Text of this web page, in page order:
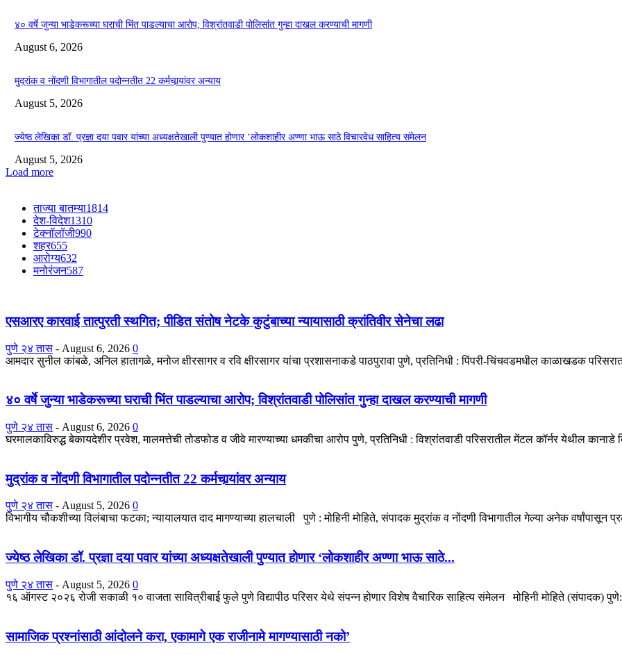
४० वर्षे जुन्या भाडेकरूच्या घराची भिंत पाडल्याचा आरोप; विश्रांतवाडी पोलिसांत गुन्हा दाखल करण्याची मागणी
August 6, 2026
मुद्रांक व नोंदणी विभागातील पदोन्नतीत 22 कर्मचार्‍यांवर अन्याय
August 5, 2026
ज्येष्ठ लेखिका डॉ. प्रज्ञा दया पवार यांच्या अध्यक्षतेखाली पुण्यात होणार ‘लोकशाहीर अण्णा भाऊ साठे विचारवेध साहित्य संमेलन
August 5, 2026
Load more
ताज्या बातम्या1814
देश-विदेश1310
टेक्नॉलॉजी990
शहर655
आरोग्य632
मनोरंजन587
एसआरए कारवाई तात्पुरती स्थगित; पीडित संतोष नेटके कुटुंबाच्या न्यायासाठी क्रांतिवीर सेनेचा लढा
पुणे २४ तास - August 6, 2026 0
आमदार सुनील कांबळे, अनिल हातागळे, मनोज क्षीरसागर व रवि क्षीरसागर यांचा प्रशासनाकडे पाठपुरावा पुणे, प्रतिनिधी : पिंपरी-चिंचवडमधील काळाखडक
४० वर्षे जुन्या भाडेकरूच्या घराची भिंत पाडल्याचा आरोप; विश्रांतवाडी पोलिसांत गुन्हा दाखल करण्याची मागणी
पुणे २४ तास - August 6, 2026 0
घरमालकाविरुद्ध बेकायदेशीर प्रवेश, मालमत्तेची तोडफोड व जीवे मारण्याच्या धमकीचा आरोप पुणे, प्रतिनिधी : विश्रांतवाडी परिसरातील मेंटल कॉर्नर येथील
मुद्रांक व नोंदणी विभागातील पदोन्नतीत 22 कर्मचार्‍यांवर अन्याय
पुणे २४ तास - August 5, 2026 0
विभागीय चौकशीच्या विलंबाचा फटका; न्यायालयात दाद मागण्याच्या हालचाली पुणे : मोहिनी मोहिते, संपादक मुद्रांक व नोंदणी विभागातील गेल्या अनेक
ज्येष्ठ लेखिका डॉ. प्रज्ञा दया पवार यांच्या अध्यक्षतेखाली पुण्यात होणार ‘लोकशाहीर अण्णा भाऊ साठे...
पुणे २४ तास - August 5, 2026 0
१६ ऑगस्ट २०२६ रोजी सकाळी १० वाजता सावित्रीबाई फुले पुणे विद्यापीठ परिसर येथे संपन्न होणार विशेष वैचारिक साहित्य संमेलन मोहिनी मोहिते (संपादक)
सामाजिक प्रश्नांसाठी आंदोलने करा, एकामागे एक राजीनामे मागण्यासाठी नको’